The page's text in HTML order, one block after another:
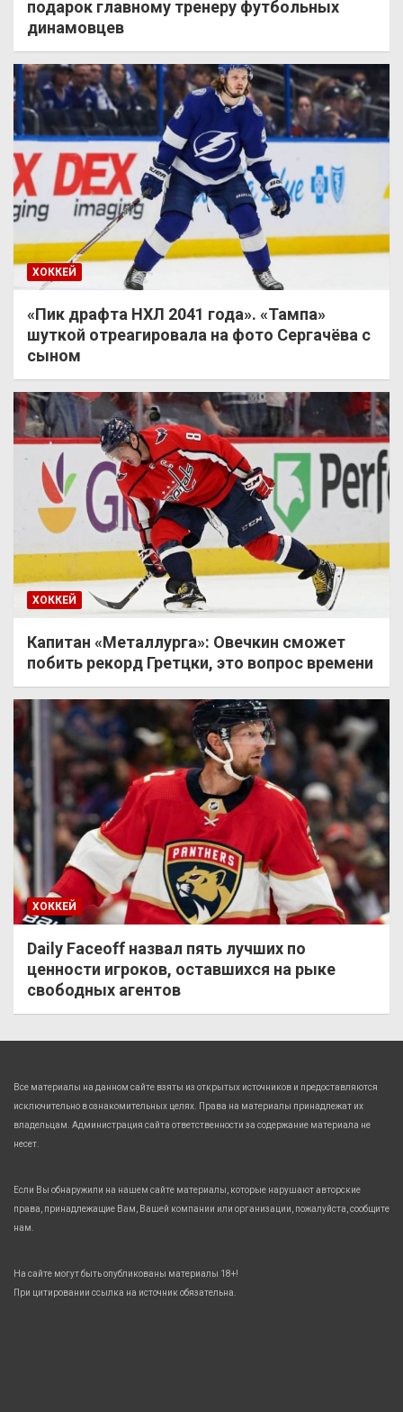
подарок главному тренеру футбольных
динамовцев
ХОККЕЙ
«Пик драфта НХЛ 2041 года». «Тампа»
шуткой отреагировала на фото Сергачёва с
сыном
ХОККЕЙ
Капитан «Металлурга»: Овечкин сможет
побить рекорд Гретцки, это вопрос времени
ХОККЕЙ
Daily Faceoff назвал пять лучших по
ценности игроков, оставшихся на рыке
свободных агентов
Все материалы на данном сайте взяты из открытых источников и предоставляются
исключительно в ознакомительных целях. Права на материалы принадлежат их
владельцам. Администрация сайта ответственности за содержание материала не
несет.
Если Вы обнаружили на нашем сайте материалы, которые нарушают авторские
права, принадлежащие Вам, Вашей компании или организации, пожалуйста, сообщите
нам.
На сайте могут быть опубликованы материалы 18+!
При цитировании ссылка на источник обязательна.